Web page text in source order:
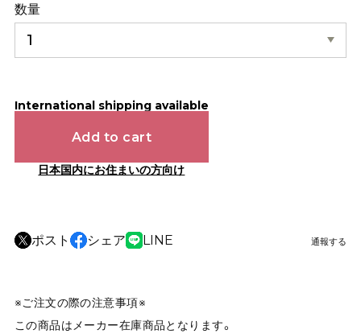
数量
International shipping available
Add to cart
日本国内にお住まいの方向け
ポスト シェア LINE 通報する
※ご注文の際の注意事項※
この商品はメーカー在庫商品となります。